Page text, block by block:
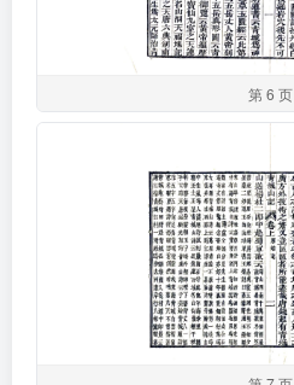
第 6 页